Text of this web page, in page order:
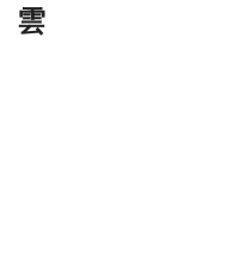
雲